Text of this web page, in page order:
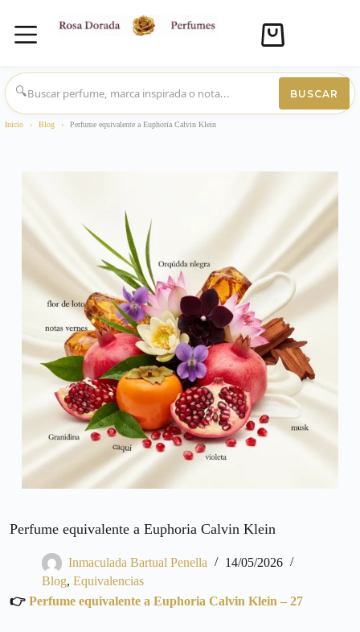
Saltar
al
contenido
Carro
compra
🔍
BUSCAR
Inicio › Blog › Perfume equivalente a Euphoria Calvin Klein
Perfume equivalente a Euphoria Calvin Klein
Inmaculada Bartual Penella
14/05/2026
Blog, Equivalencias
👉 Perfume equivalente a Euphoria Calvin Klein – 27